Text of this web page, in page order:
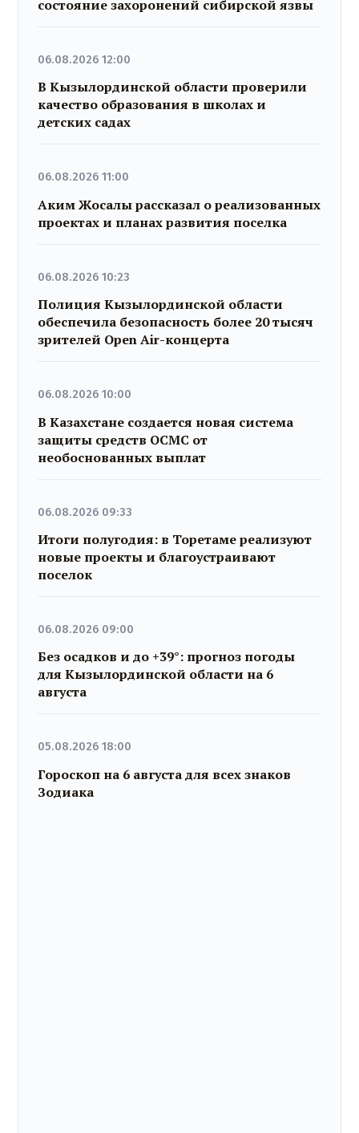
состояние захоронений сибирской язвы
06.08.2026 12:00
В Кызылординской области проверили
качество образования в школах и
детских садах
06.08.2026 11:00
Аким Жосалы рассказал о реализованных
проектах и планах развития поселка
06.08.2026 10:23
Полиция Кызылординской области
обеспечила безопасность более 20 тысяч
зрителей Open Air-концерта
06.08.2026 10:00
В Казахстане создается новая система
защиты средств ОСМС от
необоснованных выплат
06.08.2026 09:33
Итоги полугодия: в Торетаме реализуют
новые проекты и благоустраивают
поселок
06.08.2026 09:00
Без осадков и до +39°: прогноз погоды
для Кызылординской области на 6
августа
05.08.2026 18:00
Гороскоп на 6 августа для всех знаков
Зодиака